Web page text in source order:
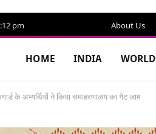
pm About Us
HOME INDIA WORLD
के अभ्यर्थियों ने किया समाहरणालय का गेट जाम